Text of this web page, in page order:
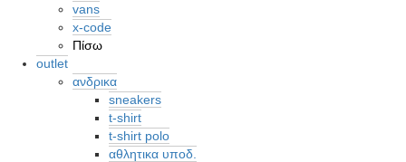
vans
x-code
Πίσω
outlet
ανδρικα
sneakers
t-shirt
t-shirt polo
αθλητικα υποδ.